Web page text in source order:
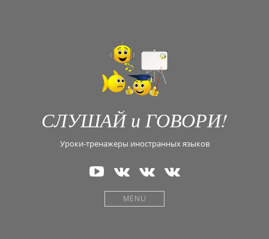
СЛУШАЙ и ГОВОРИ!
Уроки-тренажеры иностранных языков
Наш
канал
на
YouTube
В
Контакте
—
Английский
В
Контакте
—
Испанский
В
Контакте
MENU